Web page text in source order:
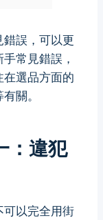
錯誤，可以更
常見錯誤，
選品方面的
關。
：違犯
可以完全用街